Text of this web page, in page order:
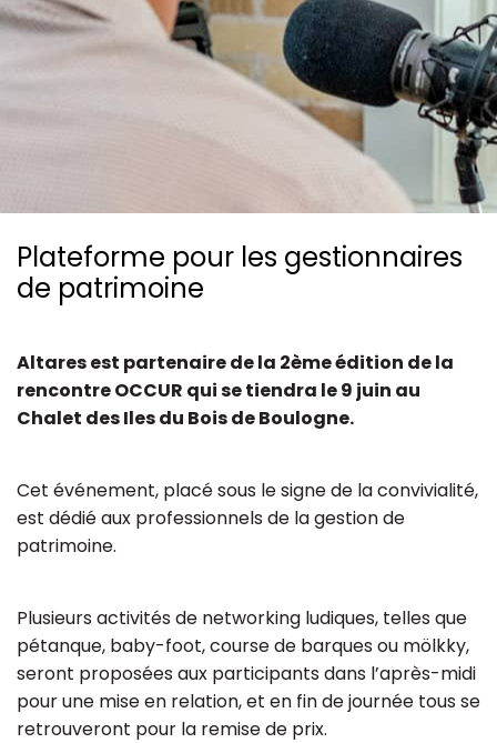
Ressources
Plateforme pour les gestionnaires
de patrimoine
Altares est partenaire de la 2ème édition de la
rencontre OCCUR qui se tiendra le 9 juin au
Chalet des Iles du Bois de Boulogne.
Cet événement, placé sous le signe de la convivialité,
est dédié aux professionnels de la gestion de
patrimoine.
Plusieurs activités de networking ludiques, telles que
pétanque, baby-foot, course de barques ou mölkky,
seront proposées aux participants dans l’après-midi
pour une mise en relation, et en fin de journée tous se
retrouveront pour la remise de prix.